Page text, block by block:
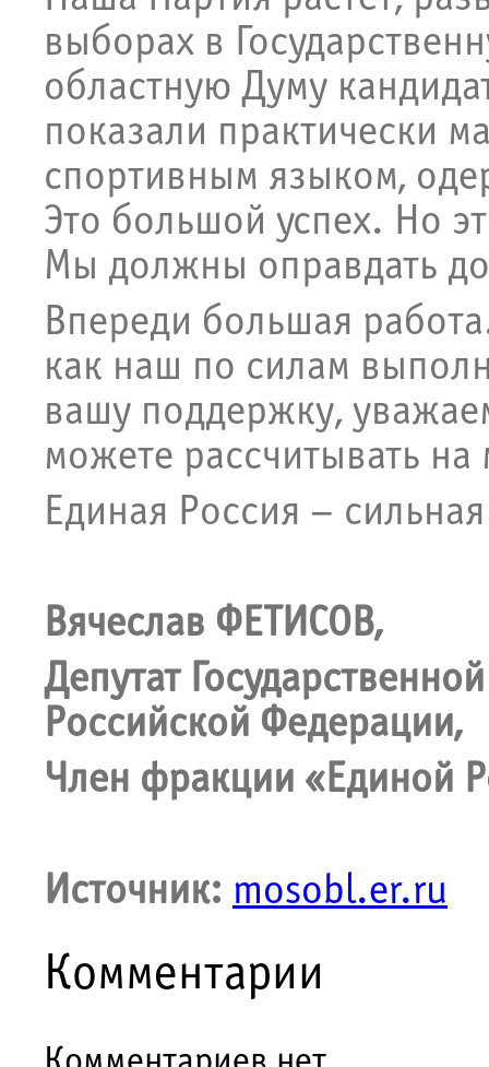
выборах в
областную Думу
показали практически
спортивным языком,
Это большой успех. Но
Мы должны оправдать
Впереди большая
как наш по силам
вашу поддержку,
можете рассчитывать на
Единая Россия –
Вячеслав ФЕТИСОВ,
Депутат
Российской Федерации,
Член фракции «Единой
Источник: mosobl.er.ru
Комментарии